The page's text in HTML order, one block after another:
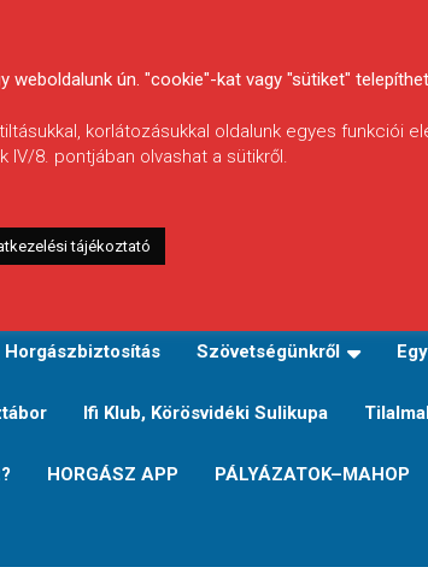
Horgászbiztosítás Szövetségünkről
Ifi Klub, Körösvidéki Sulikupa
HORGÁSZ APP PÁLYÁZATOK–MAHOP
ún. "cookie"-kat vagy "sütiket"
korlátozásukkal oldalunk egyes funkciói
8. pontjában olvashat a sütikről.
tájékoztató